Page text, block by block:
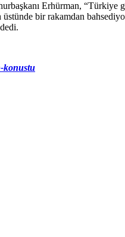
Erhürman,
üstünde bir rakamdan
konustu